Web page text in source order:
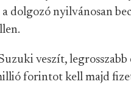
dolgozó nyilvánosan
veszít,
forintot kell majd